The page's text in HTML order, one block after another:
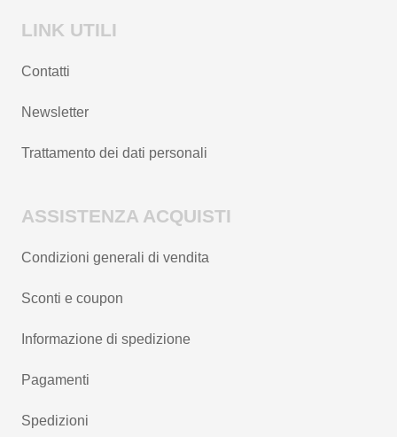
LINK UTILI
Contatti
Newsletter
Trattamento dei dati personali
ASSISTENZA ACQUISTI
Condizioni generali di vendita
Sconti e coupon
Informazione di spedizione
Pagamenti
Spedizioni